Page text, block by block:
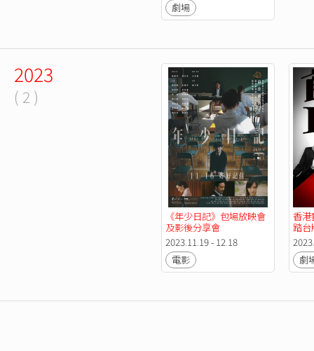
劇場
2023
( 2 )
《年少日記》包場放映會
及影後分享會
2023.11.19 - 12.18
電影
香港
踏台
劇